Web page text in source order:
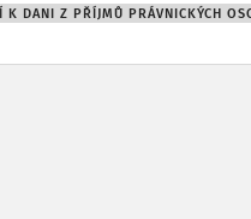
K DANI Z PŘÍJMŮ PRÁVNICKÝCH